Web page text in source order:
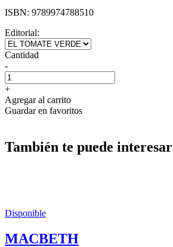
ISBN: 9789974788510
Editorial:
Cantidad
-
+
Agregar al carrito
Guardar en favoritos
También te puede interesar
Disponible
MACBETH